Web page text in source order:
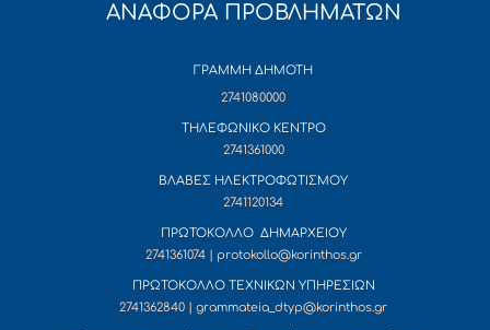
ΑΝΑΦΟΡΑ ΠΡΟΒΛΗΜΑΤΩΝ
ΓΡΑΜΜΗ ΔΗΜΟΤΗ
2741080000
ΤΗΛΕΦΩΝΙΚΟ ΚΕΝΤΡΟ
2741361000
ΒΛΑΒΕΣ ΗΛΕΚΤΡΟΦΩΤΙΣΜΟΥ
2741120134
ΠΡΩΤΟΚΟΛΛΟ ΔΗΜΑΡΧΕΙΟΥ
2741361074 | protokollo@korinthos.gr
ΠΡΩΤΟΚΟΛΛΟ ΤΕΧΝΙΚΩΝ ΥΠΗΡΕΣΙΩΝ
2741362840 | grammateia_dtyp@korinthos.gr